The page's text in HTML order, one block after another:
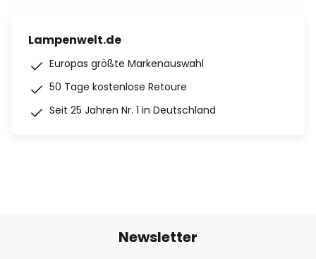
Lampenwelt.de
Europas größte Markenauswahl
50 Tage kostenlose Retoure
Seit 25 Jahren Nr. 1 in Deutschland
Newsletter